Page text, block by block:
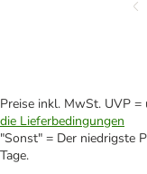
Preise inkl. MwSt. UVP
die Lieferbedingungen
"Sonst" = Der niedrigste
Tage.